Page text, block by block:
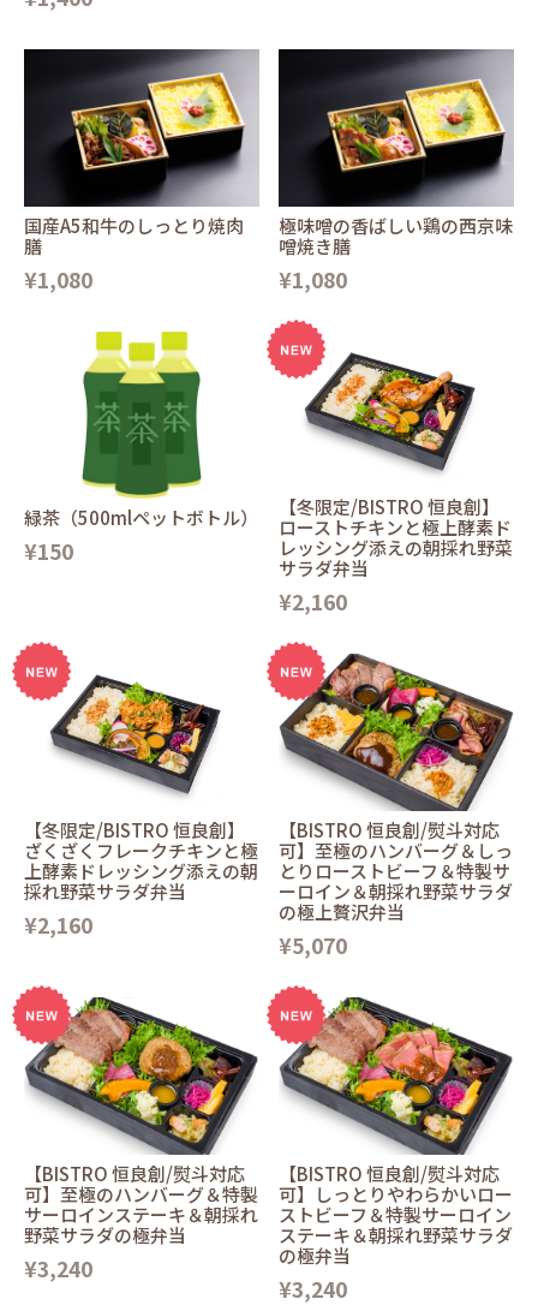
国産A5和牛のしっとり焼肉
膳
¥1,080
極味噌の香ばしい鶏の西京味
噌焼き膳
¥1,080
緑茶（500mlペットボトル）
¥150
【冬限定/BISTRO 恒良創】
ローストチキンと極上酵素ド
レッシング添えの朝採れ野菜
サラダ弁当
¥2,160
【冬限定/BISTRO 恒良創】
ざくざくフレークチキンと極
上酵素ドレッシング添えの朝
採れ野菜サラダ弁当
¥2,160
【BISTRO 恒良創/熨斗対応
可】至極のハンバーグ＆しっ
とりローストビーフ＆特製サ
ーロイン＆朝採れ野菜サラダ
の極上贅沢弁当
¥5,070
【BISTRO 恒良創/熨斗対応
可】至極のハンバーグ＆特製
サーロインステーキ＆朝採れ
野菜サラダの極弁当
¥3,240
【BISTRO 恒良創/熨斗対応
可】しっとりやわらかいロー
ストビーフ＆特製サーロイン
ステーキ＆朝採れ野菜サラダ
の極弁当
¥3,240